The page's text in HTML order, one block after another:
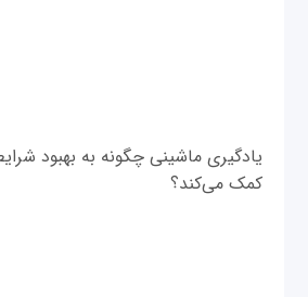
یادگیری ماشینی چگونه به بهبود
کمک می‌کند؟